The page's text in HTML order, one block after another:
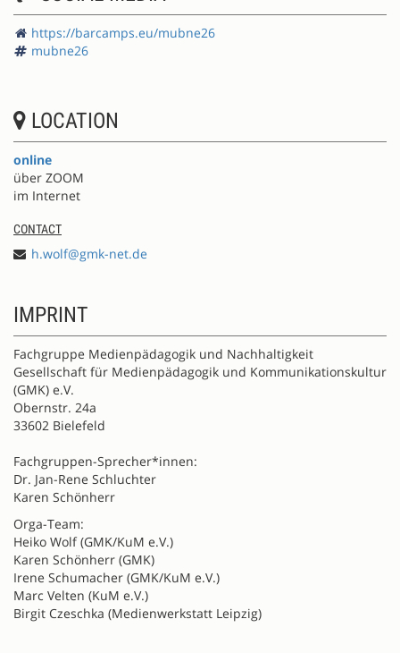
https://barcamps.eu/mubne26
mubne26
LOCATION
online
über ZOOM
im Internet
CONTACT
h.wolf@gmk-net.de
IMPRINT
Fachgruppe Medienpädagogik und Nachhaltigkeit
Gesellschaft für Medienpädagogik und Kommunikationskultur
(GMK) e.V.
Obernstr. 24a
33602 Bielefeld
Fachgruppen-Sprecher*innen:
Dr. Jan-Rene Schluchter
Karen Schönherr
Orga-Team:
Heiko Wolf (GMK/KuM e.V.)
Karen Schönherr (GMK)
Irene Schumacher (GMK/KuM e.V.)
Marc Velten (KuM e.V.)
Birgit Czeschka (Medienwerkstatt Leipzig)